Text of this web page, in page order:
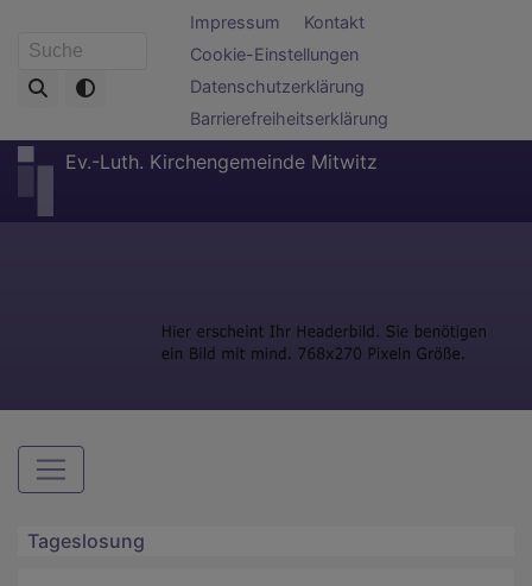
zum
Suche
Fußbereichsmenü
Impressum
Kontakt
Cookie-Einstellungen
Datenschutzerklärung
Barrierefreiheitserklärung
Ev.-Luth. Kirchengemeinde Mitwitz
Hauptnavigation
Tageslosung